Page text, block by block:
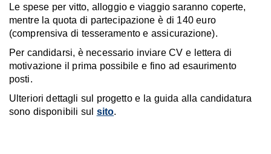
Le spese per vitto, alloggio e viaggio saranno coperte,
mentre la quota di partecipazione è di 140 euro
(comprensiva di tesseramento e assicurazione).
Per candidarsi, è necessario inviare CV e lettera di
motivazione il prima possibile e fino ad esaurimento
posti.
Ulteriori dettagli sul progetto e la guida alla candidatura
sono disponibili sul sito.